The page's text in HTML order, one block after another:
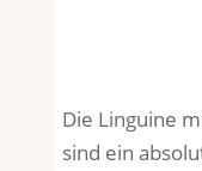
Die Linguine
sind ein